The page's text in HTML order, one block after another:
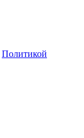
Политикой